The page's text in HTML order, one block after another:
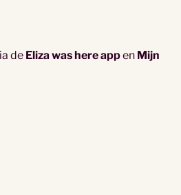
de Eliza was here appen Mijn